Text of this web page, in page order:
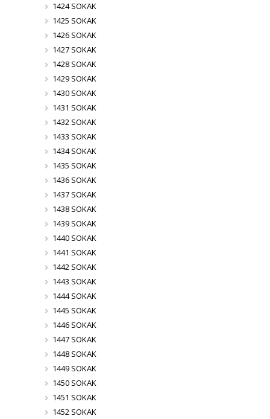
1424 SOKAK
1425 SOKAK
1426 SOKAK
1427 SOKAK
1428 SOKAK
1429 SOKAK
1430 SOKAK
1431 SOKAK
1432 SOKAK
1433 SOKAK
1434 SOKAK
1435 SOKAK
1436 SOKAK
1437 SOKAK
1438 SOKAK
1439 SOKAK
1440 SOKAK
1441 SOKAK
1442 SOKAK
1443 SOKAK
1444 SOKAK
1445 SOKAK
1446 SOKAK
1447 SOKAK
1448 SOKAK
1449 SOKAK
1450 SOKAK
1451 SOKAK
1452 SOKAK